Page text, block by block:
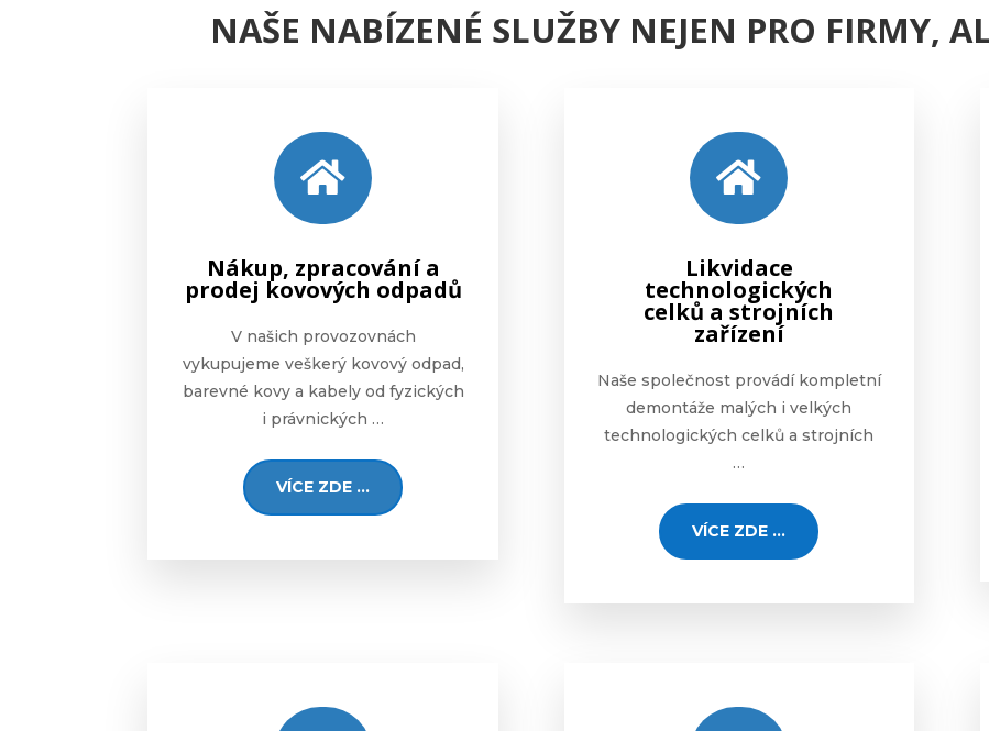
NAŠE NABÍZENÉ SLUŽBY NEJEN PRO FIRMY,

Nákup, zpracování a
prodej kovových odpadů
V našich provozovnách
vykupujeme veškerý kovový odpad,
barevné kovy a kabely od fyzických
i právnických …
VÍCE ZDE ...

Likvidace
technologických
celků a strojních
zařízení
Naše společnost provádí kompletní
demontáže malých i velkých
technologických celků a strojních
…
VÍCE ZDE ...